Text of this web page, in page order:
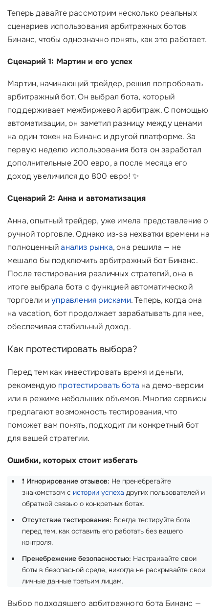
Теперь давайте рассмотрим несколько реальных
сценариев использования арбитражных ботов
Бинанс, чтобы однозначно понять, как это работает.
Сценарий 1: Мартин и его успех
Мартин, начинающий трейдер, решил попробовать
арбитражный бот. Он выбрал бота, который
поддерживает межбиржевой арбитраж. С помощью
автоматизации, он заметил разницу между ценами
на один токен на Бинанс и другой платформе. За
первую неделю использования бота он заработал
дополнительные 200 евро, а после месяца его
доход увеличился до 800 евро! ✨
Сценарий 2: Анна и автоматизация
Анна, опытный трейдер, уже имела представление о
ручной торговле. Однако из-за нехватки времени на
полноценныйанализ рынка, она решила — не
мешало бы подключить арбитражный бот Бинанс.
После тестирования различных стратегий, она в
итоге выбрала бота с функцией автоматической
торговли иуправления рисками. Теперь, когда она
на vacation, бот продолжает зарабатывать для нее,
обеспечивая стабильный доход.
Как протестировать выбора?
Перед тем как инвестировать время и деньги,
рекомендую протестировать бота на демо-версии
или в режиме небольших объемов. Многие сервисы
предлагают возможность тестирования, что
поможет вам понять, подходит ли конкретный бот
для вашей стратегии.
Ошибки, которых стоит избегать
❗ Игнорирование отзывов: Не пренебрегайте
знакомством с истории успеха других пользователей и
обратной связью о конкретных ботах.
Отсутствие тестирования: Всегда тестируйте бота
перед тем, как оставить его работать без вашего
контроля.
Пренебрежение безопасностью: Настраивайте свои
боты в безопасной среде, никогда не раскрывайте свои
личные данные третьим лицам.
Выбор подходящего арбитражного бота Бинанс —